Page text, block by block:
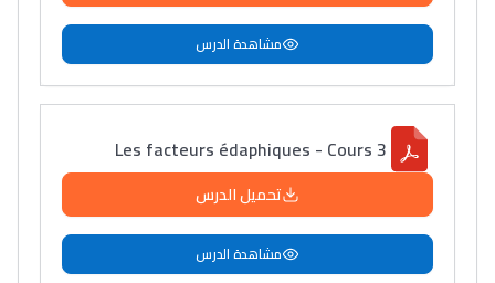
مشاهدة الدرس
Les facteurs édaphiques - Cours 3
تحميل الدرس
مشاهدة الدرس